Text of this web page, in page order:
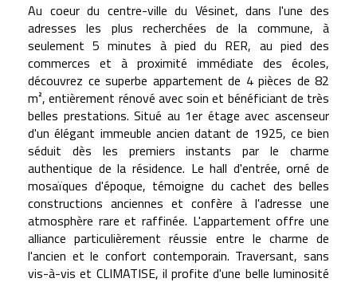
Au coeur du centre-ville du Vésinet, dans l'une des
adresses les plus recherchées de la commune, à
seulement 5 minutes à pied du RER, au pied des
commerces et à proximité immédiate des écoles,
découvrez ce superbe appartement de 4 pièces de 82
m², entièrement rénové avec soin et bénéficiant de très
belles prestations. Situé au 1er étage avec ascenseur
d'un élégant immeuble ancien datant de 1925, ce bien
séduit dès les premiers instants par le charme
authentique de la résidence. Le hall d'entrée, orné de
mosaïques d'époque, témoigne du cachet des belles
constructions anciennes et confère à l'adresse une
atmosphère rare et raffinée. L'appartement offre une
alliance particulièrement réussie entre le charme de
l'ancien et le confort contemporain. Traversant, sans
vis-à-vis et CLIMATISE, il profite d'une belle luminosité